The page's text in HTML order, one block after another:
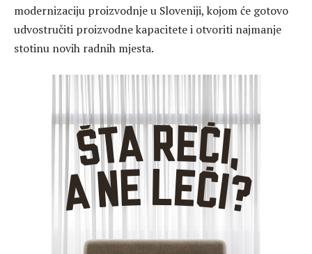
modernizaciju proizvodnje u Sloveniji, kojom će gotovo
udvostručiti proizvodne kapacitete i otvoriti najmanje
stotinu novih radnih mjesta.